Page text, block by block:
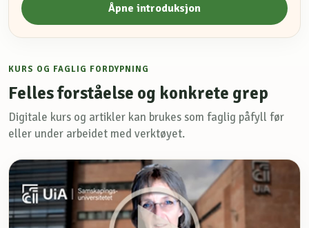
Åpne introduksjon
KURS OG FAGLIG FORDYPNING
Felles forståelse og konkrete grep
Digitale kurs og artikler kan brukes som faglig påfyll før
eller under arbeidet med verktøyet.